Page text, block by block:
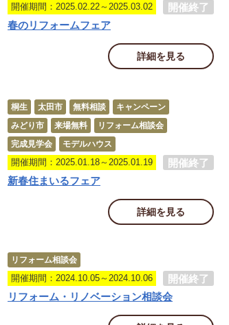
開催期間：2025.02.22～2025.03.02
開催終了
春のリフォームフェア
詳細を見る
桐生 太田市 無料相談
キャンペーン
みどり市
来場無料
リフォーム相談会
完成見学会
モデルハウス
開催期間：2025.01.18～2025.01.19
開催終了
新春住まいるフェア
詳細を見る
リフォーム相談会
開催期間：2024.10.05～2024.10.06
開催終了
リフォーム・リノベーション相談会